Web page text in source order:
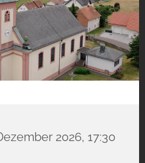
2026, 17:30